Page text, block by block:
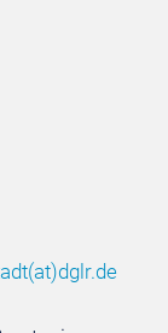
(at)dglr.de